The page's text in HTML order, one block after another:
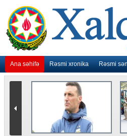
Ana səhifə Rəsmi xronika Rəsmi